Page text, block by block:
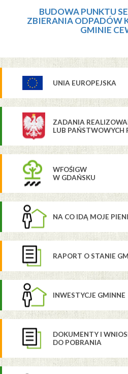
BUDOWA PUNKTU
ZBIERANIA ODPADÓW
GMINIE
UNIA EUROPEJSKA
ZADANIA
LUB PAŃSTWOWYCH
WFOŚIGW
W GDAŃSKU
NA CO IDĄ MOJE
RAPORT O STANIE
INWESTYCJE GMINNE
DOKUMENTY I
DO POBRANIA